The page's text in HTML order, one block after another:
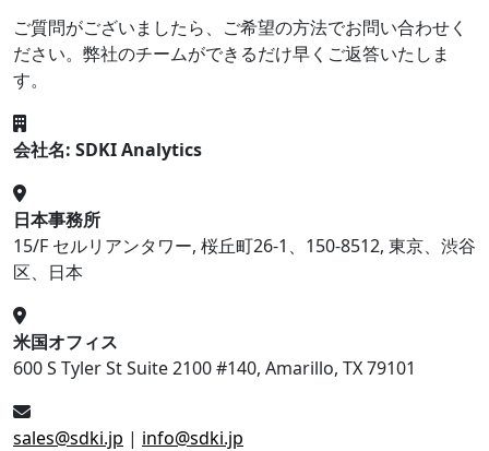
ご質問がございましたら、ご希望の方法でお問い合わせく
ださい。弊社のチームができるだけ早くご返答いたしま
す。
会社名: SDKI Analytics
日本事務所
15/F セルリアンタワー, 桜丘町26-1、150-8512, 東京、渋谷
区、日本
米国オフィス
600 S Tyler St Suite 2100 #140, Amarillo, TX 79101
sales@sdki.jp | info@sdki.jp